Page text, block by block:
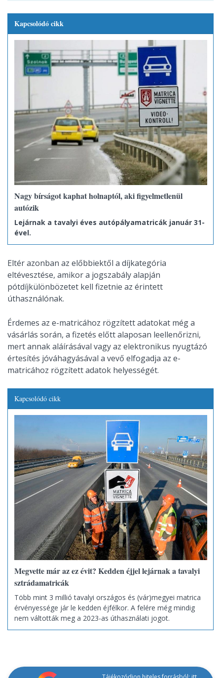
Kapcsolódó cikk
Nagy bírságot kaphat holnaptól, aki figyelmetlenül
autózik
Lejárnak a tavalyi éves autópályamatricák január 31-
ével.
Eltér azonban az előbbiektől a díjkategória
eltévesztése, amikor a jogszabály alapján
pótdíjkülönbözetet kell fizetnie az érintett
úthasználónak.
Érdemes az e-matricához rögzített adatokat még a
vásárlás során, a fizetés előtt alaposan leellenőrizni,
mert annak aláírásával vagy az elektronikus nyugtázó
értesítés jóváhagyásával a vevő elfogadja az e-
matricához rögzített adatok helyességét.
Kapcsolódó cikk
Megvette már az ez évit? Kedden éjjel lejárnak a tavalyi
sztrádamatricák
Több mint 3 millió tavalyi országos és (vár)megyei matrica
érvényessége jár le kedden éjfélkor. A felére még mindig
nem váltották meg a 2023-as úthasználati jogot.